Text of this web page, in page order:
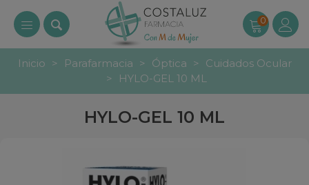
0
Inicio > Parafarmacia > Óptica >
Cuidados Ocular
>
HYLO-GEL 10 ML
HYLO-GEL 10 ML